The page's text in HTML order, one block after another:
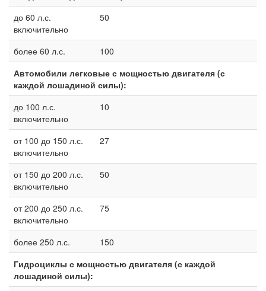
до 60 л.с.
включительно
50
более 60 л.с.
100
Автомобили легковые с мощностью двигателя (с
каждой лошадиной силы):
до 100 л.с.
включительно
10
от 100 до 150 л.с.
включительно
27
от 150 до 200 л.с.
включительно
50
от 200 до 250 л.с.
включительно
75
более 250 л.с.
150
Гидроциклы с мощностью двигателя (с каждой
лошадиной силы):